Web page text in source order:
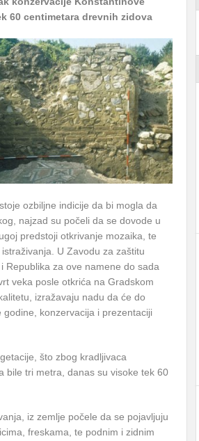
60 centimetara drevnih zidova
ozbiljne indicije da bi mogla da
najzad su počeli da se dovode u
predstoji otkrivanje mozaika, te
U Zavodu za zaštitu
Republika za ove namene do sada
veka posle otkrića na Gradskom
izražavaju nadu da će do
konzervacija i prezentaciji
što zbog kradljivaca
bile tri metra, danas su visoke tek 60
iz zemlje počele da se pojavljuju
freskama, te podnim i zidnim